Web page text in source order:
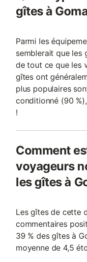
gîtes à
Parmi les
semblerait que les
de tout ce que les
gîtes ont
plus populaires
conditionné (90
!
Comment
voyageurs
les gîtes à
Les gîtes de cette
commentaires
39 % des gîtes à
moyenne de 4,5